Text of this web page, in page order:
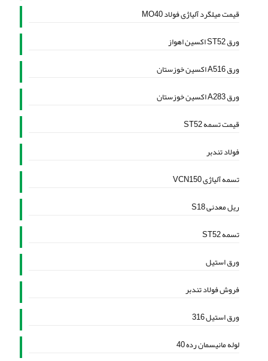
قیمت میلگرد آلیاژی فولاد MO40
ورق ST52 اکسین اهواز
ورق A516 اکسین خوزستان
ورق A283 اکسین خوزستان
قیمت تسمه ST52
فولاد تندبر
تسمه آلیاژی VCN150
ریل معدنی S18
تسمه ST52
ورق استیل
فروش فولاد تندبر
ورق استیل 316
لوله مانیسمان رده 40